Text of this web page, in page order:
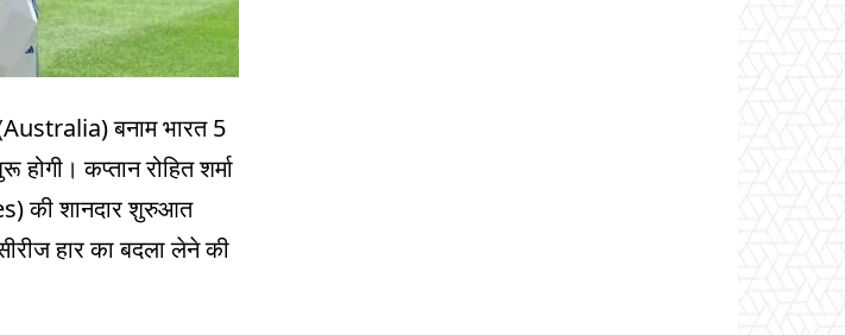
(Australia) बनाम भारत 5
कप्तान रोहित शर्मा
की शानदार शुरुआत
हार का बदला लेने की